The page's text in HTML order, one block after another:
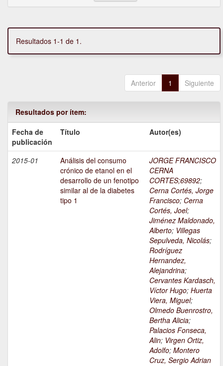
Resultados 1-1 de 1.
Anterior 1 Siguiente
Resultados por ítem:
Fecha de
publicación
Título Autor(es)
2015-01
Análisis del consumo
crónico de etanol en el
desarrollo de un fenotipo
similar al de la diabetes
tipo 1
JORGE FRANCISCO
CERNA
CORTES;69892;
Cerna Cortés, Jorge
Francisco; Cerna
Cortés, Joel;
Jiménez Maldonado,
Alberto; Villegas
Sepulveda, Nicolás;
Rodríguez
Hernandez,
Alejandrina;
Cervantes Kardasch,
Víctor Hugo; Huerta
Viera, Miguel;
Olmedo Buenrostro,
Bertha Alicia;
Palacios Fonseca,
Alin; Virgen Ortiz,
Adolfo; Montero
Cruz, Sergio Adrian